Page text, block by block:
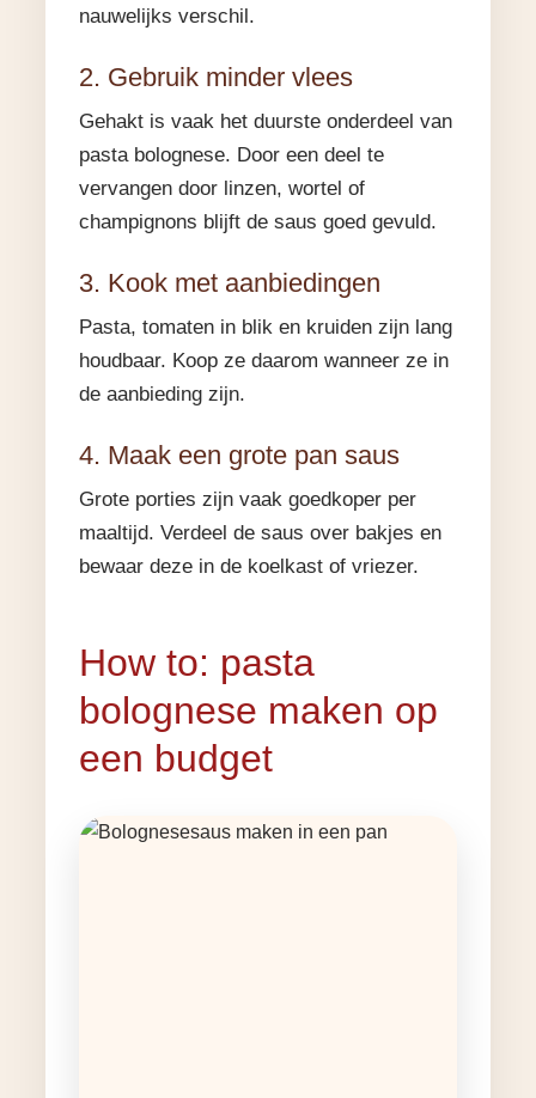
nauwelijks verschil.
2. Gebruik minder vlees
Gehakt is vaak het duurste onderdeel van
pasta bolognese. Door een deel te
vervangen door linzen, wortel of
champignons blijft de saus goed gevuld.
3. Kook met aanbiedingen
Pasta, tomaten in blik en kruiden zijn lang
houdbaar. Koop ze daarom wanneer ze in
de aanbieding zijn.
4. Maak een grote pan saus
Grote porties zijn vaak goedkoper per
maaltijd. Verdeel de saus over bakjes en
bewaar deze in de koelkast of vriezer.
How to: pasta
bolognese maken op
een budget